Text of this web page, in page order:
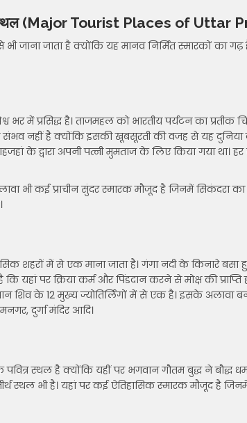
स्थल (Major Tourist Places of Uttar
जाना जाता है क्योंकि यह मानव निर्मित स्मारकों का
भर में प्रसिद्ध है। ताजमहल को भारतीय पर्यटन का प्रतीक
नहीं है क्योंकि इसकी खूबसूरती की वजह से यह दुनिया
के द्वारा अपनी पत्नी मुमताज के लिए किया गया
भी कई प्राचीन सुंदर स्मारक मौजूद है जिनमें सिकंदरा
शहरों में से एक माना जाता है। गंगा नदी के किनारे
यहां पर क्रिया कर्म और पिंडदान करने से मोक्ष की प्राप्ति
शिव के 12 मुख्य ज्योतिर्लिंगों में से एक है। इसके अलावा
दुर्गा मंदिर आदि।
स्थल है क्योंकि यहीं पर भगवान गौतम बुद्ध ने बौद्ध
स्थल भी है। यहां पर कई ऐतिहासिक स्मारक मौजूद है